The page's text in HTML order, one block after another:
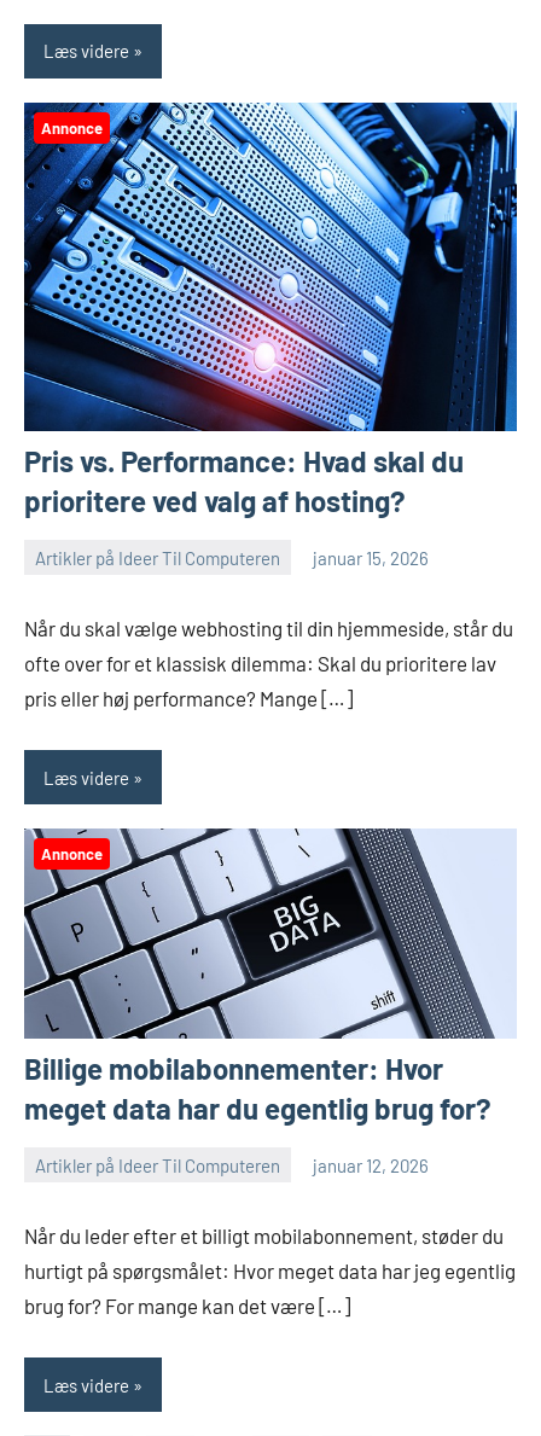
Læs videre
Annonce
Pris vs. Performance: Hvad skal du
prioritere ved valg af hosting?
Artikler på Ideer Til Computeren januar 15, 2026
Når du skal vælge webhosting til din hjemmeside, står du
ofte over for et klassisk dilemma: Skal du prioritere lav
pris eller høj performance? Mange […]
Læs videre
Annonce
Billige mobilabonnementer: Hvor
meget data har du egentlig brug for?
Artikler på Ideer Til Computeren januar 12, 2026
Når du leder efter et billigt mobilabonnement, støder du
hurtigt på spørgsmålet: Hvor meget data har jeg egentlig
brug for? For mange kan det være […]
Læs videre